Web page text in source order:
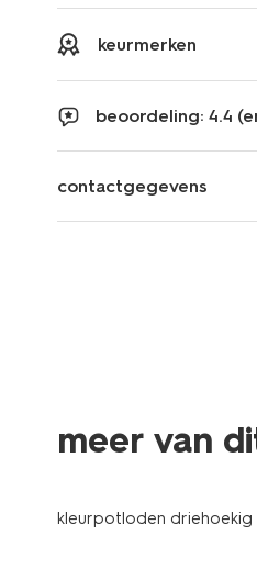
keurmerken
beoordeling: 4.4
contactgegevens
meer van
kleurpotloden driehoekig